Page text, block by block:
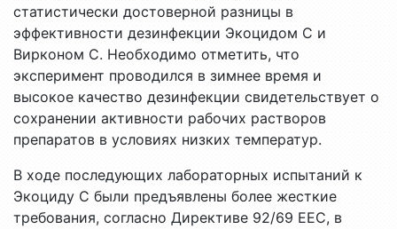
статистически достоверной разницы в
эффективности дезинфекции Экоцидом С и
Вирконом С. Необходимо отметить, что
эксперимент проводился в зимнее время и
высокое качество дезинфекции свидетельствует о
сохранении активности рабочих растворов
препаратов в условиях низких температур.
В ходе последующих лабораторных испытаний к
Экоциду С были предъявлены более жесткие
требования, согласно Директиве 92/69 ЕЕС, в